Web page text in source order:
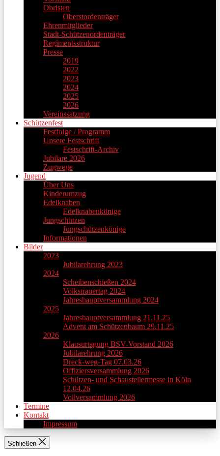
Obristen
Oberstordenträger
Ehrenmitglieder
Stadt-Schützenordenträger
Regimentsstruktur
Presse
2019
2022
2023
2024
2025
2026
Vereinssatzung
Schützenfest
Festfolge / Programm
Unsere Festschrift
Festschrift-Archiv
Jubilare 2026
Zugwege
Jugend
Über Uns
Kinderumzug
Edelknaben
Edelknabenkönige
Jungschützen
Jungschützenkönige
Informationen
Bilder
2023
Jubilarehrung 2023
2024
Scheibenschießen 2024
Volkstrauertag 2024
Jahreshauptversammlung 2024
2025
Jahreshauptversammlung 21.11.25
Advent am Schützenbaum 29.11.25
2026
Klausurtagung BSV-Vorstand 2026
Jubilarehrung 2026
Dreck-weg-Tag 07.03.26
Offiziersversammlung 2026
Schützen- und Schaustellermesse in Köln
12.04.26
Vollversammlung 2026
Termine
Kontakt
Impressum
Schließen